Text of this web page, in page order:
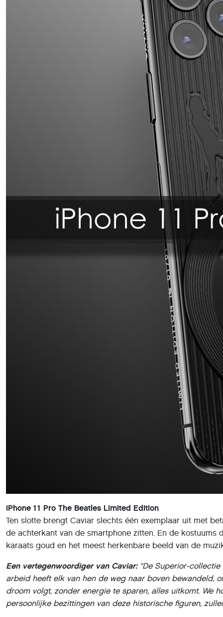
iPhone 11 Pro The Beatles Limited Edition
Ten slotte brengt Caviar slechts één exemplaar uit met
de achterkant van de smartphone zitten. En de kostuums
karaats goud en het meest herkenbare beeld van de
Een vertegenwoordiger van Caviar:"De Superior-collectie
arbeid heeft elk van hen de weg naar boven bewandeld,
droom volgt, zonder energie te sparen, alles uitkomt. We
persoonlijke bezittingen van deze historische figuren,